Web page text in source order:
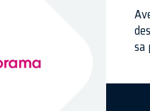
sa